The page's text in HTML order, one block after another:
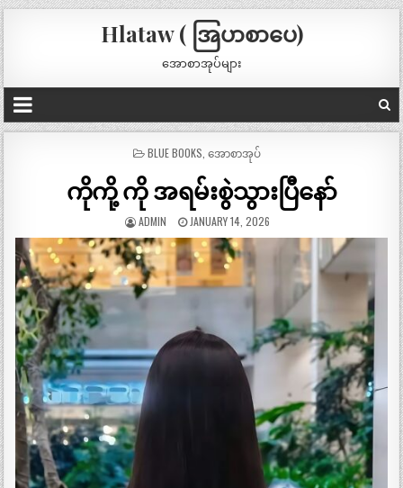
Hlataw ( အြပာစာပေ)
အောစာအုပ်များ
POSTED
BLUE BOOKS အောစာအုပ်
ကိုကို့ ကို အရမ်းစွဲသွားပြီနော်
ADMIN JANUARY 14, 2026